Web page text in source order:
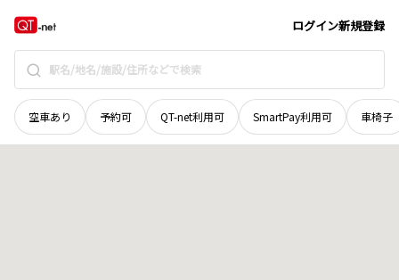
ログイン新規登録
空車あり 予約可 QT-net利用可 SmartPay利用可 車椅子
秋田県